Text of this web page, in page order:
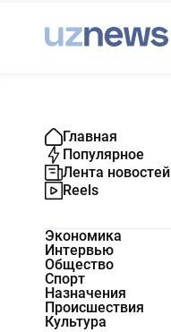
Главная
Популярное
Лента новостей
Reels
Экономика
Интервью
Общество
Спорт
Назначения
Происшествия
Культура